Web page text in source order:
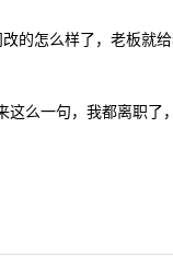
的怎么样了，老板就
么一句，我都离职了